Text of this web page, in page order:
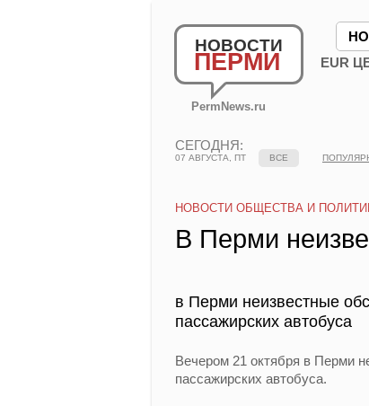
НОВОСТИ
ПЕРМИ
PermNews.ru
EUR
СЕГОДНЯ:
07 АВГУСТА, ПТ ВСЕ
НОВОСТИ ОБЩЕСТВА И
В Перми
в Перми неизвестные
пассажирских автобуса
Вечером 21 октября в Перми
пассажирских автобуса.